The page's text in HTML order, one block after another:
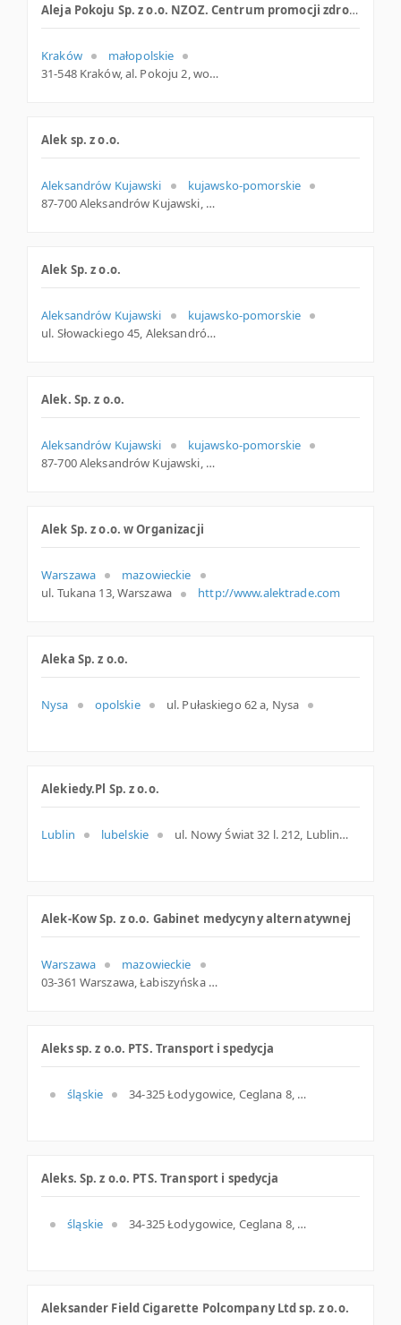
Aleja Pokoju Sp. z o.o. NZOZ. Centrum promocji zdrowia
Kraków
małopolskie
31-548 Kraków, al. Pokoju 2, woj. Małopolskie, pow. Kraków, gm. Kraków
Alek sp. z o.o.
Aleksandrów Kujawski
kujawsko-pomorskie
87-700 Aleksandrów Kujawski, Słowackiego 45, kujawsko-pomorskie
Alek Sp. z o.o.
Aleksandrów Kujawski
kujawsko-pomorskie
ul. Słowackiego 45, Aleksandrów Kuj.
Alek. Sp. z o.o.
Aleksandrów Kujawski
kujawsko-pomorskie
87-700 Aleksandrów Kujawski, Słowackiego 45, woj. Kujawsko-pomorskie, pow. Aleksandrowski, gm. Aleksandrów Kujawski
Alek Sp. z o.o. w Organizacji
Warszawa
mazowieckie
ul. Tukana 13, Warszawa
http://www.alektrade.com
Aleka Sp. z o.o.
Nysa opolskie ul. Pułaskiego 62 a, Nysa
Alekiedy.Pl Sp. z o.o.
Lublin lubelskie ul. Nowy Świat 32 l. 212, Lublin
Alek-Kow Sp. z o.o. Gabinet medycyny alternatywnej
Warszawa
mazowieckie
03-361 Warszawa, Łabiszyńska 10, woj. Mazowieckie, pow. Warszawa, gm. Warszawa
Aleks sp. z o.o. PTS. Transport i spedycja
śląskie 34-325 Łodygowice, Ceglana 8, śląskie
Aleks. Sp. z o.o. PTS. Transport i spedycja
śląskie 34-325 Łodygowice, Ceglana 8, woj. Śląskie, pow. Żywiecki, gm. Łodygowice
Aleksander Field Cigarette Polcompany Ltd sp. z o.o.